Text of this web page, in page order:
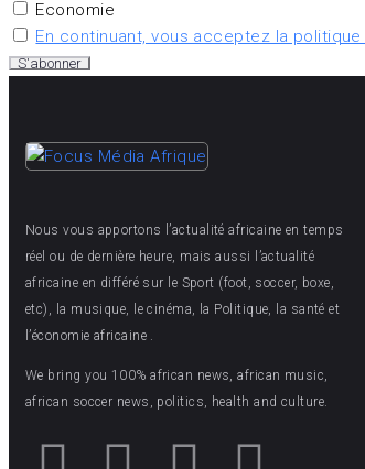
Economie
En continuant, vous acceptez la
Nous vous apportons l’actualité africaine en temps
réel ou de dernière heure, mais aussi l’actualité
africaine en différé sur le Sport (foot, soccer, boxe,
etc), la musique, le cinéma, la Politique, la santé et
l’économie africaine .
We bring you 100% african news, african music,
african soccer news, politics, health and culture.